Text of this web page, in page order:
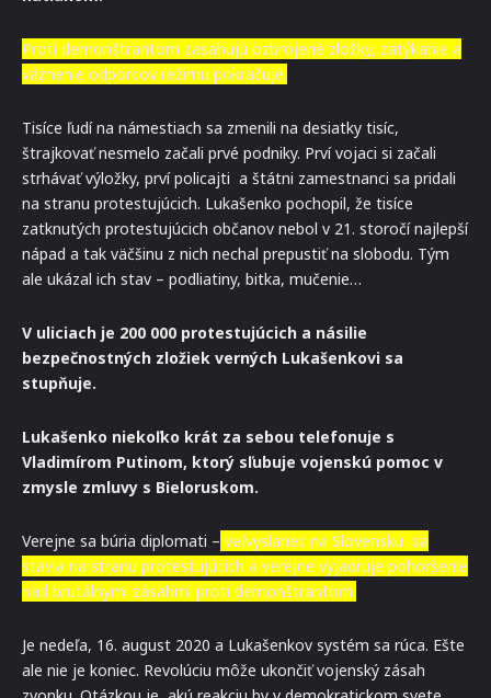
Proti demonštrantom zasahujú ozbrojené zložky, zatýkanie a
väznenie odporcov režimu pokračuje.
Tisíce ľudí na námestiach sa zmenili na desiatky tisíc,
štrajkovať nesmelo začali prvé podniky. Prví vojaci si začali
strhávať výložky, prví policajti a štátni zamestnanci sa pridali
na stranu protestujúcich. Lukašenko pochopil, že tisíce
zatknutých protestujúcich občanov nebol v 21. storočí najlepší
nápad a tak väčšinu z nich nechal prepustiť na slobodu. Tým
ale ukázal ich stav – podliatiny, bitka, mučenie…
V uliciach je 200 000 protestujúcich a násilie
bezpečnostných zložiek verných Lukašenkovi sa
stupňuje.
Lukašenko niekoľko krát za sebou telefonuje s
Vladimírom Putinom, ktorý sľubuje vojenskú pomoc v
zmysle zmluvy s Bieloruskom.
Verejne sa búria diplomati – veľvyslanec na Slovensku sa
stavia na stranu protestujúcich a verejne vyjadruje pohoršenie
nad brutálnymi zásahmi proti demonštrantom.
Je nedeľa, 16. august 2020 a Lukašenkov systém sa rúca. Ešte
ale nie je koniec. Revolúciu môže ukončiť vojenský zásah